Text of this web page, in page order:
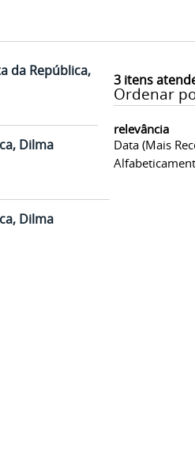
3itens
Ordenar
relevância
Data (mais
da República,
Dilma
Dilma